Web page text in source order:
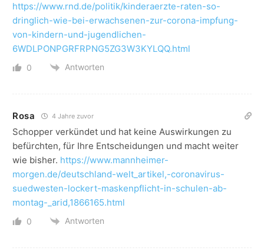
https://www.rnd.de/politik/kinderaerzte-raten-so-
dringlich-wie-bei-erwachsenen-zur-corona-impfung-
von-kindern-und-jugendlichen-
6WDLPONPGRFRPNG5ZG3W3KYLQQ.html
0 Antworten
Rosa 4 Jahre zuvor
Schopper verkündet und hat keine Auswirkungen zu
befürchten, für Ihre Entscheidungen und macht weiter
wie bisher. https://www.mannheimer-
morgen.de/deutschland-welt_artikel,-coronavirus-
suedwesten-lockert-maskenpflicht-in-schulen-ab-
montag-_arid,1866165.html
0 Antworten